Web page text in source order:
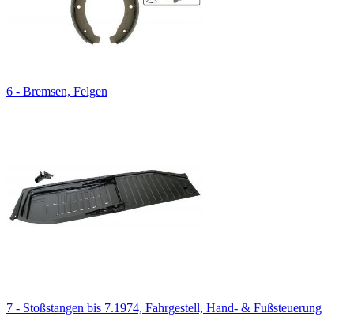
6 - Bremsen, Felgen
7 - Stoßstangen bis 7.1974, Fahrgestell, Hand- & Fußsteuerung